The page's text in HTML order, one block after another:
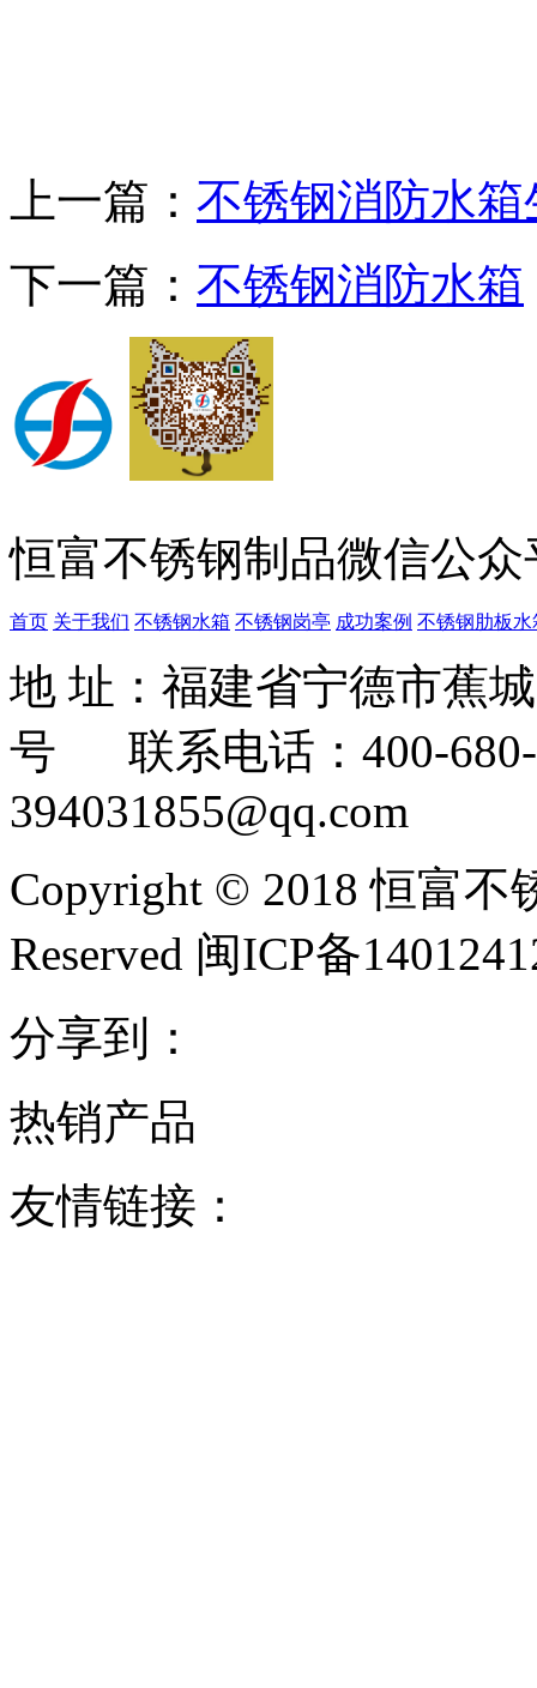
上一篇： 不锈钢消防水
下一篇： 不锈钢消防水箱
恒富不锈钢制品微信公众
首页 关于我们 不锈钢水箱 不锈钢岗亭 成功案例 不锈钢肋板水
地 址：福建省宁德市蕉
号 联系电话：400-
394031855@qq.com
Copyright © 2018 恒富不
Reserved 闽ICP备
分享到：
热销产品
友情链接：